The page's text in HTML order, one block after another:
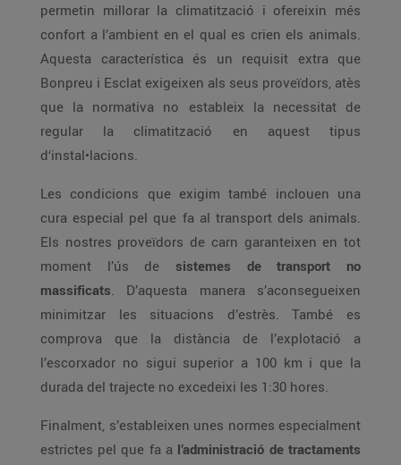
permetin millorar la climatització i ofereixin més
confort a l’ambient en el qual es crien els animals.
Aquesta característica és un requisit extra que
Bonpreu i Esclat exigeixen als seus proveïdors, atès
que la normativa no estableix la necessitat de
regular la climatització en aquest tipus
d‘instal•lacions.
Les condicions que exigim també inclouen una
cura especial pel que fa al transport dels animals.
Els nostres proveïdors de carn garanteixen en tot
moment l’ús de sistemes de transport no
massificats. D’aquesta manera s’aconsegueixen
minimitzar les situacions d’estrès. També es
comprova que la distància de l’explotació a
l’escorxador no sigui superior a 100 km i que la
durada del trajecte no excedeixi les 1:30 hores.
Finalment, s’estableixen unes normes especialment
estrictes pel que fa a l’administració de tractaments